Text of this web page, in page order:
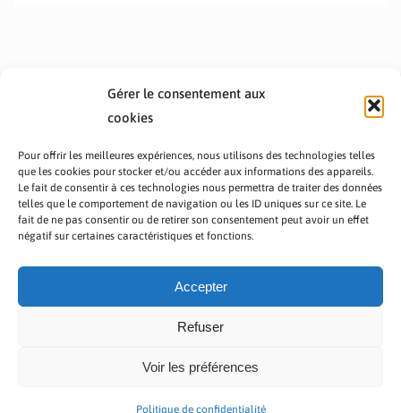
Gérer le consentement aux
cookies
Pour offrir les meilleures expériences, nous utilisons des technologies telles
que les cookies pour stocker et/ou accéder aux informations des appareils.
Le fait de consentir à ces technologies nous permettra de traiter des données
telles que le comportement de navigation ou les ID uniques sur ce site. Le
fait de ne pas consentir ou de retirer son consentement peut avoir un effet
négatif sur certaines caractéristiques et fonctions.
Accepter
Refuser
Voir les préférences
Politique de confidentialité
PRÉSENTATION TOUTAFRICA
A PROPOS
Copyright © 2023 TOUT AFRICA | Made by